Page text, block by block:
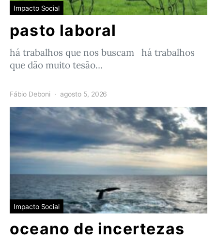
Impacto Social
pasto laboral
há trabalhos que nos buscam há trabalhos
que dão muito tesão…
Fábio Deboni agosto 5, 2026
Impacto Social
oceano de incertezas